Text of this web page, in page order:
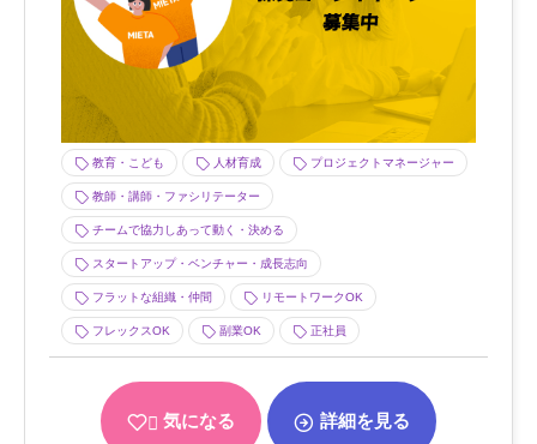
教育・こども 人材育成 プロジェクトマネージャー
教師・講師・ファシリテーター
チームで協力しあって動く・決める
スタートアップ・ベンチャー・成長志向
フラットな組織・仲間 リモートワークOK
フレックスOK 副業OK 正社員
気になる 詳細を見る